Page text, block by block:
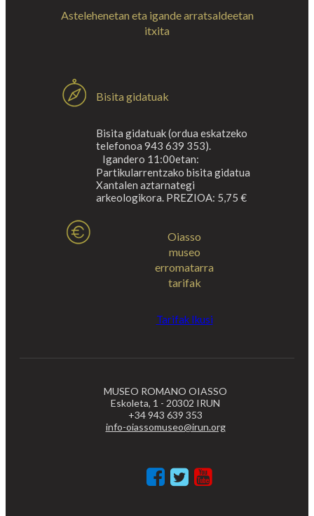
Astelehenetan eta igande arratsaldeetan
itxita
Bisita gidatuak
Bisita gidatuak (ordua eskatzeko
telefonoa 943 639 353).
Igandero 11:00etan:
Partikularrentzako bisita gidatua
Xantalen aztarnategi
arkeologikora. PREZIOA: 5,75 €
Oiasso
museo
erromatarra
tarifak
Tarifak Ikusi
MUSEO ROMANO OIASSO
Eskoleta, 1 - 20302 IRUN
+34 943 639 353
info-oiassomuseo@irun.org